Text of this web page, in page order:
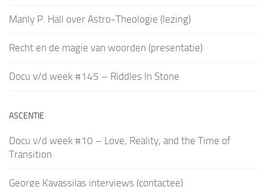
Manly P. Hall over Astro-Theologie (lezing)
Recht en de magie van woorden (presentatie)
Docu v/d week #145 – Riddles In Stone
ASCENTIE
Docu v/d week #10 – Love, Reality, and the Time of
Transition
George Kavassilas interviews (contactee)